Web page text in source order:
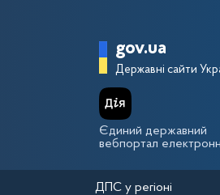
Головна
gov.ua
Державні сайти
Єдиний державний
вебпортал
ДПС у регіоні